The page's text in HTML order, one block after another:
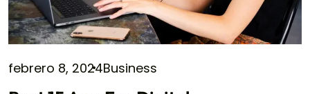
febrero 8, 2024Business